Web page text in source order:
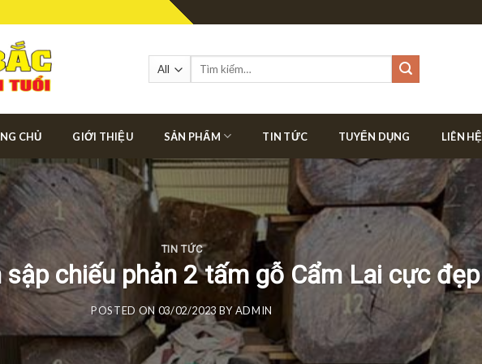
Tìm
CHỦ GIỚI THIỆU SẢN PHẨM TIN TỨC TUYỂN DỤNG LIÊN HỆ
TIN TỨC
sập chiếu phản 2 tấm gỗ Cẩm Lai cực đẹp
POSTED ON 03/02/2023 BYADMIN